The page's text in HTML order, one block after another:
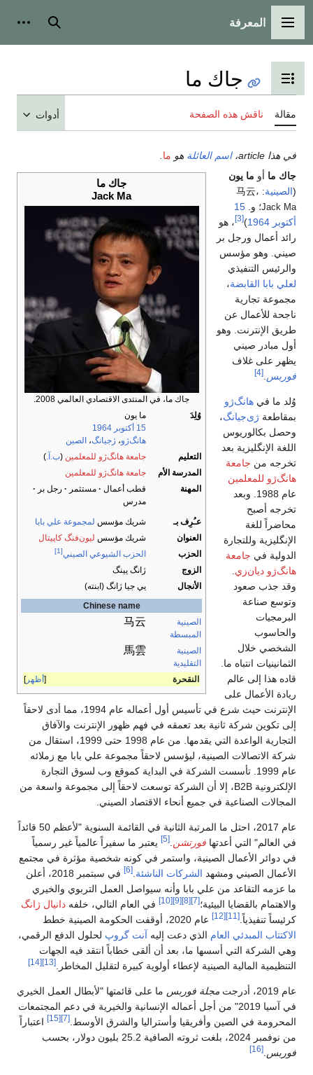
القائمة الرئيسية
المعرفة بحث
تبديل عرض جدول المحتويات
جاك ما
مقالة ناقش هذه الصفحة أدوات
في هذا article، اسم العائلة هو ما
جاك ما
Jack Ma
جاك ما، في المنتدى الاقتصادي العالمي 2008.
وُلِدَ
ما يون
15 أكتوبر
1964
هانگ‌ژو، ژجيانگ، الصين
التعليم
جامعة هانگ‌ژو للمعلمين (ب.آ.)
المدرسة الأم
جامعة هانگ‌ژو للمعلمين
المهنة
قطب أعمال مستثمر
رجل بر
مدرس
عـُرِف بـ شريك مؤسس لمجموعة علي بابا
العنوان
شريك مؤسس ليون‌فنگ كاپيتال
الحزب
الحزب الشيوعي الصيني[1]
الزوج
ژانگ يينگ
الأنجال
يي جيا ژانگ (ابنته)
Chinese name
الصينية
المبسطة
马云
الصينية
التقليدية
馬雲
أظهر النقحرة
جاك ما أو ما يون
(الصينية:
马云،
Jack Ma؛ و. 15
أكتوبر 1964
)
[3]
، هو
رائد أعمال ورجل بر
صيني. وهو مؤسس
والرئيس التنفيذي
لعلي بابا القابضة،
مجموعة تجارية
ناجحة للأعمال عن
طريق الإنترنت. وهو
أول مبادر صيني
يظهر على غلاف
فوربس [4]
وُلد ما في هانگ‌ژو
بمقاطعة ژى‌جيانگ،
وحصل بكالوريوس
اللغة الإنگليزية بعد
تخرجه من جامعة
هانگ‌ژو للمعلمين
عام 1988. وبعد
تخرجه أصبح
محاضراً للغة
الإنگليزية وللتجارة
الدولية في جامعة
هانگ‌ژو ديان‌زي
وقد جذب صعود
وتوسع صناعة
البرمجيات
والحاسوب
الشخصي خلال
الثمانينيات انتباه ما.
قاده هذا إلى عالم
ريادة الأعمال على
الإنترنت حيث شرع في تأسيس أول أعماله عام 1994، مما أدى لاحقاً
إلى تكوين شركة ثانية بعد تعمقه في فهم ظهور الإنترنت والآفاق
التجارية الواعدة التي يقدمها. من عام 1998 حتى 1999، استقال من
شركة الاتصالات الصينية، ليؤسس لاحقاً مجموعة علي بابا مع زملائه
عام 1999. تأسست الشركة في البداية كموقع وب لسوق التجارة
الإلكترونية B2B، إلا أن الشركة توسعت لاحقاً إلى مجموعة واسعة من
المجالات الصناعية في جميع أنحاء الاقتصاد الصيني.
عام 2017، احتل ما المرتبة الثانية في القائمة السنوية "لأعظم 50 قائداً
في العالم" التي أعدتها فورتشن [5]
يعتبر ما سفيراً عالمياً غير رسمياً
في دوائر الأعمال الصينية، واستمر في كونه شخصية مؤثرة في مجتمع
الأعمال الصيني ومشهد الشركات الناشئة [6]
في سبتمبر 2018، أعلن
ما عزمه التقاعد من علي بابا وأنه سيواصل العمل التربوي والخيري
والاهتمام بالقضايا البيئية؛[7]
[8]
[9]
[10] في العام التالي، خلفه دانيال ژانگ
كرئيساً تنفيذياً. [11]
[12]
عام 2020، أوقفت الحكومة الصينية خطط
الاكتتاب المبدئي العام الذي دعت إليه آنت گروپ لحلول الدفع الرقمي،
وهي الشركة التي أسسها ما، بعد أن ألقى خطاباً انتقد فيه الجهات
التنظيمية المالية الصينية لإعطاء أولوية كبيرة لتقليل المخاطر.
[13]
[14]
عام 2019، أدرجت مجلة فوربس ما على قائمتها "لأبطال العمل الخيري
في آسيا 2019" من أجل أعماله الإنسانية والخيرية في دعم المجتمعات
المحرومة في الصين وأفريقيا وأستراليا والشرق الأوسط. [7]
[15]
اعتباراً
من نوفمبر 2024، بلغت ثروته الصافية 25.2 بليون دولار، بحسب
فوربس [16]